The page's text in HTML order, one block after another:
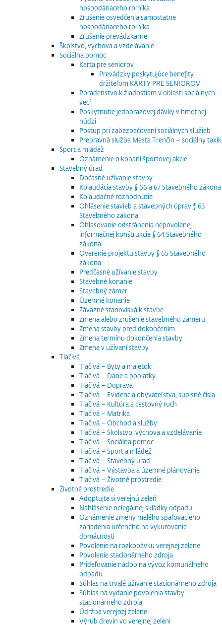
hospodáriaceho roľníka
Zrušenie osvedčenia samostatne
hospodáriaceho roľníka
Zrušenie prevádzkarne
Školstvo, výchova a vzdelávanie
Sociálna pomoc
Karta pre seniorov
Prevádzky poskytujúce benefity
držiteľom KARTY PRE SENIOROV
Poradenstvo k žiadostiam v oblasti sociálnych
vecí
Poskytnutie jednorazovej dávky v hmotnej
núdzi
Postup pri zabezpečovaní sociálnych služieb
Prepravná služba Mesta Trenčín – sociálny taxík
Šport a mládež
Oznámenie o konaní športovej akcie
Stavebný úrad
Dočasné užívanie stavby
Kolaudácia stavby § 66 a 67 Stavebného zákona
Kolaudačné rozhodnutie
Ohlásenie stavieb a stavebných úprav § 63
Stavebného zákona
Ohlasovanie odstránenia nepovolenej
informačnej konštrukcie § 64 Stavebného
zákona
Overenie projektu stavby § 65 Stavebného
zákona
Predčasné užívanie stavby
Stavebné konanie
Stavebný zámer
Územné konanie
Záväzné stanoviská k stavbe
Zmena alebo zrušenie stavebného zámeru
Zmena stavby pred dokončením
Zmena termínu dokončenia stavby
Zmena v užívaní stavby
Tlačivá
Tlačivá – Byty a majetok
Tlačivá – Dane a poplatky
Tlačivá – Doprava
Tlačivá – Evidencia obyvateľstva, súpisné čísla
Tlačivá – Kultúra a cestovný ruch
Tlačivá – Matrika
Tlačivá – Obchod a služby
Tlačivá – Školstvo, výchova a vzdelávanie
Tlačivá – Sociálna pomoc
Tlačivá – Šport a mládež
Tlačivá – Stavebný úrad
Tlačivá – Výstavba a územné plánovanie
Tlačivá – Životné prostredie
Životné prostredie
Adoptujte si verejnú zeleň
Nahlásenie nelegálnej skládky odpadu
Oznámenie zmeny malého spaľovacieho
zariadenia určeného na vykurovanie
domácnosti
Povolenie na rozkopávku verejnej zelene
Povolenie stacionárneho zdroja
Prideľovanie nádob na vývoz komunálneho
odpadu
Súhlas na trvalé užívanie stacionárneho zdroja
Súhlas na vydanie povolenia stavby
stacionárneho zdroja
Údržba verejnej zelene
Výrub drevín vo verejnej zeleni